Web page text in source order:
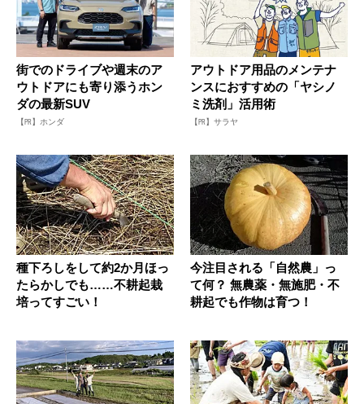
街でのドライブや週末のア
ウトドアにも寄り添うホン
ダの最新SUV
【PR】ホンダ
アウトドア用品のメンテナ
ンスにおすすめの「ヤシノ
ミ洗剤」活用術
【PR】サラヤ
種下ろしをして約2か月ほっ
たらかしでも……不耕起栽
培ってすごい！
今注目される「自然農」っ
て何？ 無農薬・無施肥・不
耕起でも作物は育つ！